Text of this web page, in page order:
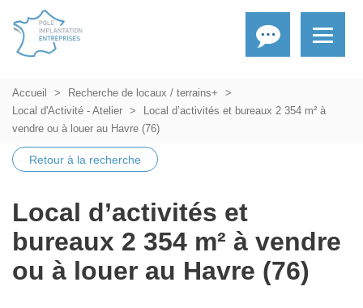
Accueil
Recherche de locaux / terrains+
Local d'Activité - Atelier
Local d’activités et bureaux 2 354 m² à
vendre ou à louer au Havre (76)
Retour à la recherche
Local d’activités et
bureaux 2 354 m² à vendre
ou à louer au Havre (76)